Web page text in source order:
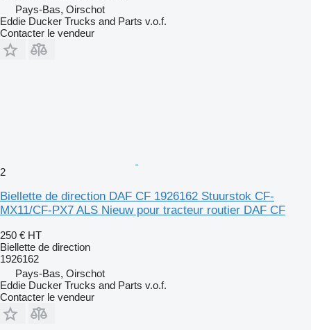
Pays-Bas, Oirschot
Eddie Ducker Trucks and Parts v.o.f.
Contacter le vendeur
2
Biellette de direction DAF CF 1926162 Stuurstok CF-
MX11/CF-PX7 ALS Nieuw pour tracteur routier DAF CF
250 € HT
Biellette de direction
1926162
Pays-Bas, Oirschot
Eddie Ducker Trucks and Parts v.o.f.
Contacter le vendeur